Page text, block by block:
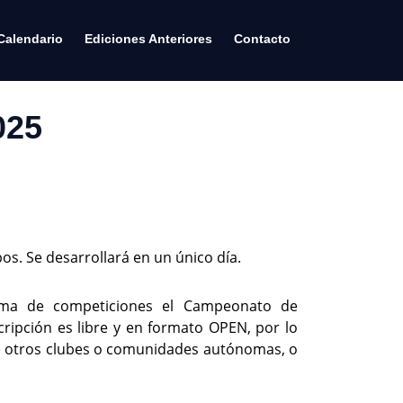
Ediciones Anteriores Contacto
Se desarrollará en un único día.
de competiciones el Campeonato de
es libre y en formato OPEN, por lo
clubes o comunidades autónomas, o